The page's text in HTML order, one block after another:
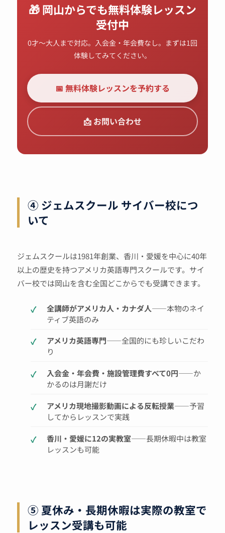
🎁 岡山からでも無料体験レッスン
受付中
0才〜大人まで対応。入会金・年会費なし。まずは1回
体験してみてください。
📅 無料体験レッスンを予約する
📩 お問い合わせ
④ ジェムスクール サイバー校につ
いて
ジェムスクールは1981年創業、香川・愛媛を中心に40年
以上の歴史を持つアメリカ英語専門スクールです。サイ
バー校では岡山を含む全国どこからでも受講できます。
全講師がアメリカ人・カナダ人——本物のネイ
ティブ英語のみ
アメリカ英語専門——全国的にも珍しいこだわ
り
入会金・年会費・施設管理費すべて0円——か
かるのは月謝だけ
アメリカ現地撮影動画による反転授業——予習
してからレッスンで実践
香川・愛媛に12の実教室——長期休暇中は教室
レッスンも可能
⑤ 夏休み・長期休暇は実際の教室で
レッスン受講も可能